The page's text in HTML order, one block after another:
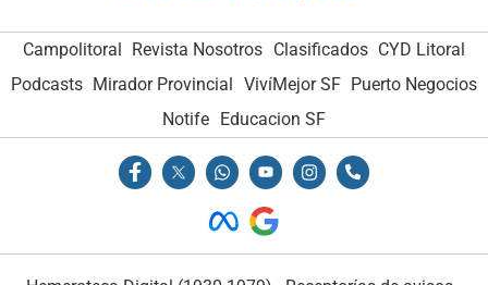
Campolitoral Revista Nosotros Clasificados CYD Litoral
Podcasts Mirador Provincial VivíMejor SF Puerto Negocios
Notife
Educacion SF